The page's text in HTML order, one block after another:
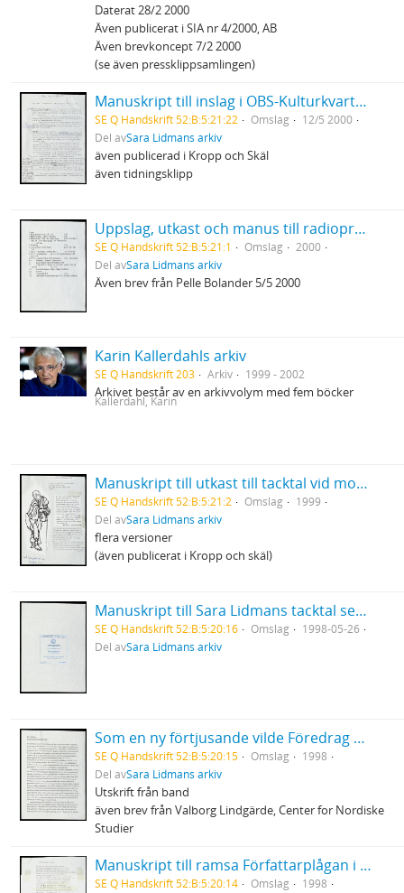
Daterat 28/2 2000
Även publicerat i SIA nr 4/2000, AB
Även brevkoncept 7/2 2000
(se även pressklippsamlingen)
Manuskript till inslag i OBS-Kulturkvarten "Den användbare löjtnant Calley"
SE Q Handskrift 52:B:5:21:22 Omslag
12/5 2000
Del avSara Lidmans arkiv
även publicerad i Kropp och Skäl
även tidningsklipp
Uppslag, utkast och manus till radioprogrammet Sommar
SE Q Handskrift 52:B:5:21:1 Omslag
2000
Del avSara Lidmans arkiv
Även brev från Pelle Bolander 5/5 2000
Karin Kallerdahls arkiv
SE Q Handskrift 203 Arkiv 1999 - 2002
Arkivet består av en arkivvolym med fem böcker
Kallerdahl, Karin
Manuskript till utkast till tacktal vid mottagandet av Pilotpriset
SE Q Handskrift 52:B:5:21:2 Omslag
1999
Del avSara Lidmans arkiv
flera versioner
(även publicerat i Kropp och skäl)
Manuskript till Sara Lidmans tacktal sedan hon tagit emot Sixten Heymans priset vid Göteborgs universitet
SE Q Handskrift 52:B:5:20:16 Omslag
1998-05-26
Del avSara Lidmans arkiv
Som en ny förtjusande vilde Föredrag vid konferens i Odense - uppbrottet från modernism
SE Q Handskrift 52:B:5:20:15 Omslag
1998
Del avSara Lidmans arkiv
Utskrift från band
även brev från Valborg Lindgärde, Center for Nordiske
Studier
Manuskript till ramsa Författarplågan i Norden
SE Q Handskrift 52:B:5:20:14 Omslag
1998